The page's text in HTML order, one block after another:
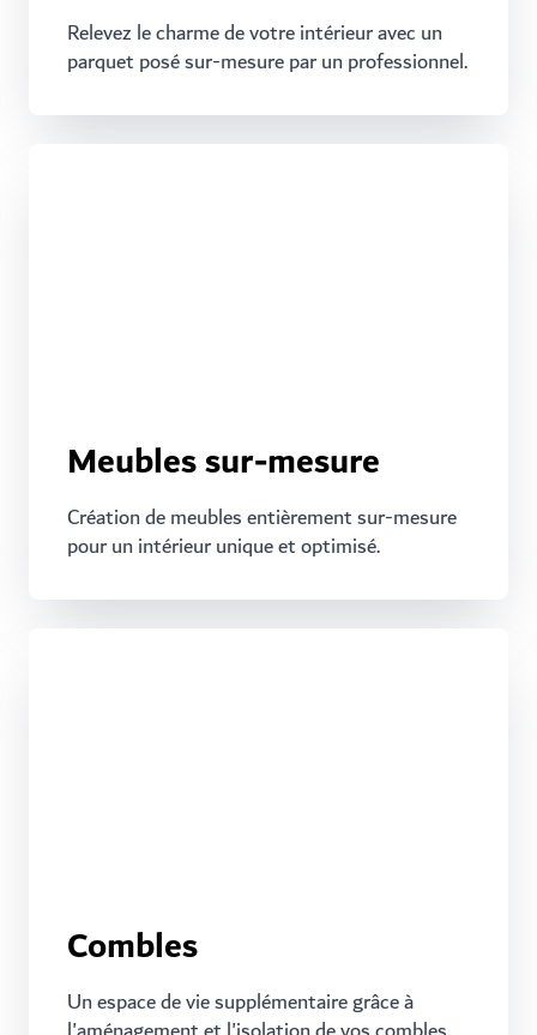
Relevez le charme de votre intérieur avec un
parquet posé sur-mesure par un professionnel.
Meubles sur-mesure
Création de meubles entièrement sur-mesure
pour un intérieur unique et optimisé.
Combles
Un espace de vie supplémentaire grâce à